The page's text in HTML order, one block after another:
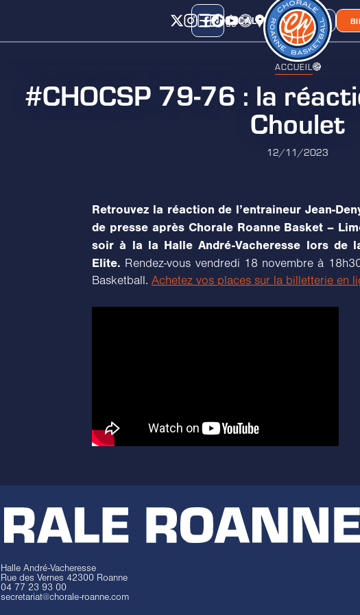
CALENDRIERBOUTIQUE
ACCUEIL
#CHOCSP 79-76 : la
Choulet
12/11/2023
Retrouvez la réaction de l’entraineur Jean-
de presse après Chorale Roanne Basket –
soir à la la Halle André-Vacheresse lors de
Elite. Rendez-vous vendredi 18 novembre à
Basketball. Achetez vos places sur la billetterie en
Halle André-Vacheresse
Rue des Vernes 42300 Roanne
04 77 23 93 00
secretariat@chorale-roanne.com